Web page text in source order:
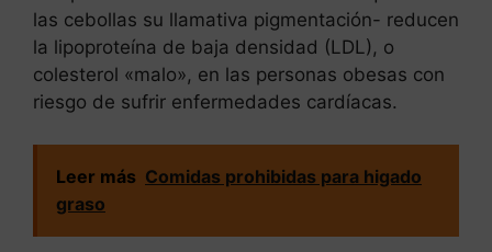
las cebollas su llamativa pigmentación- reducen
la lipoproteína de baja densidad (LDL), o
colesterol «malo», en las personas obesas con
riesgo de sufrir enfermedades cardíacas.
Leer más Comidas prohibidas para higado
graso